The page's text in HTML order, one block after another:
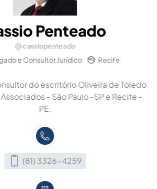
Penteado
cassiopenteado
e Consultor Jurídico
Recife
do escritório Oliveira de Toledo
- São Paulo -SP e Recife -
PE.
(81) 3326-4259